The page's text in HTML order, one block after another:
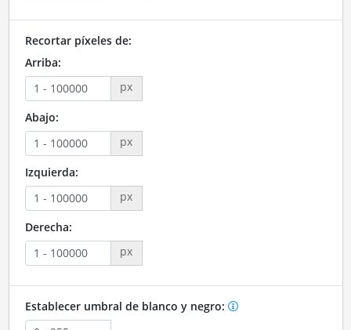
Recortar píxeles de:
Arriba:
px
Abajo:
px
Izquierda:
px
Derecha:
px
Establecer umbral de blanco y negro: